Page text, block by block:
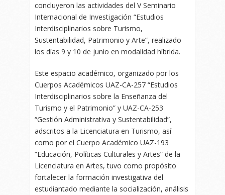
concluyeron las actividades del V Seminario
Internacional de Investigación “Estudios
Interdisciplinarios sobre Turismo,
Sustentabilidad, Patrimonio y Arte”, realizado
los días 9 y 10 de junio en modalidad híbrida.
Este espacio académico, organizado por los
Cuerpos Académicos UAZ-CA-257 “Estudios
Interdisciplinarios sobre la Enseñanza del
Turismo y el Patrimonio” y UAZ-CA-253
“Gestión Administrativa y Sustentabilidad”,
adscritos a la Licenciatura en Turismo, así
como por el Cuerpo Académico UAZ-193
“Educación, Políticas Culturales y Artes” de la
Licenciatura en Artes, tuvo como propósito
fortalecer la formación investigativa del
estudiantado mediante la socialización, análisis